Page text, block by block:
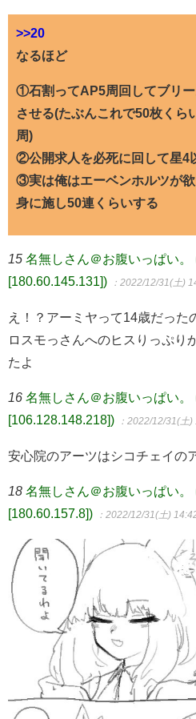
>>20
なるほど
①石割ってAP5周回してブリ
させる(たぶんこれで50枚くら
周)
②公開求人を必死に回して星4
③実は俺はエーベンホルツが
身に施し50連くらいする
15 名無しさん＠お腹いっぱい。
[180.60.145.131])
：2022/12/31(土)
え！？アーミヤって14歳だった
ロスモっさんへのヒスりっぷり
たよ
16 名無しさん＠お腹いっぱい。
[106.128.148.218])
：2022/12/31(土
安心院のアーツはシコチェイの
18 名無しさん＠お腹いっぱい。
[180.60.157.8])
：2022/12/31(土)